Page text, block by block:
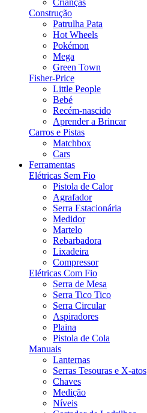
Crianças
Construção
Patrulha Pata
Hot Wheels
Pokémon
Mega
Green Town
Fisher-Price
Little People
Bebé
Recém-nascido
Aprender a Brincar
Carros e Pistas
Matchbox
Cars
Ferramentas
Elétricas Sem Fio
Pistola de Calor
Agrafador
Serra Estacionária
Medidor
Martelo
Rebarbadora
Lixadeira
Compressor
Elétricas Com Fio
Serra de Mesa
Serra Tico Tico
Serra Circular
Aspiradores
Plaina
Pistola de Cola
Manuais
Lanternas
Serras Tesouras e X-atos
Chaves
Medição
Níveis